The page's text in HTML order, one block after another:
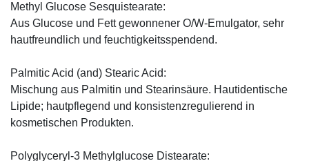
Methyl Glucose Sesquistearate:
Aus Glucose und Fett gewonnener O/W-Emulgator, sehr
hautfreundlich und feuchtigkeitsspendend.
Palmitic Acid (and) Stearic Acid:
Mischung aus Palmitin und Stearinsäure. Hautidentische
Lipide; hautpflegend und konsistenzregulierend in
kosmetischen Produkten.
Polyglyceryl-3 Methylglucose Distearate: